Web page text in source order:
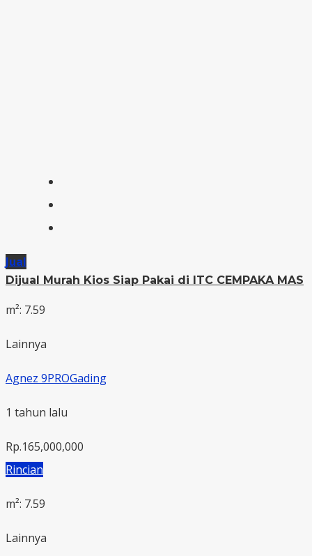
Jual
Dijual Murah Kios Siap Pakai di ITC CEMPAKA MAS
m²: 7.59
Lainnya
Agnez 9PROGading
1 tahun lalu
Rp.165,000,000
Rincian
m²: 7.59
Lainnya